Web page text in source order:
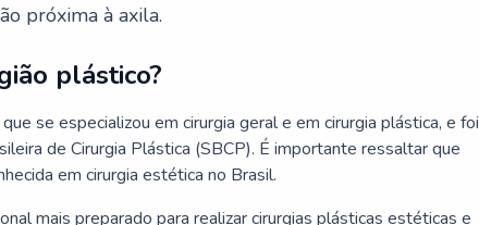
próxima à axila.
plástico?
se especializou em cirurgia geral e em cirurgia plástica, e foi
de Cirurgia Plástica (SBCP). É importante ressaltar que
em cirurgia estética no Brasil.
mais preparado para realizar cirurgias plásticas estéticas e